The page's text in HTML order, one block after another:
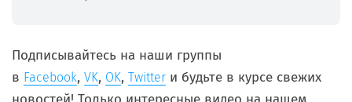
Подписывайтесь на наши группы
в Facebook, VK, OK, Twitter и будьте в курсе свежих